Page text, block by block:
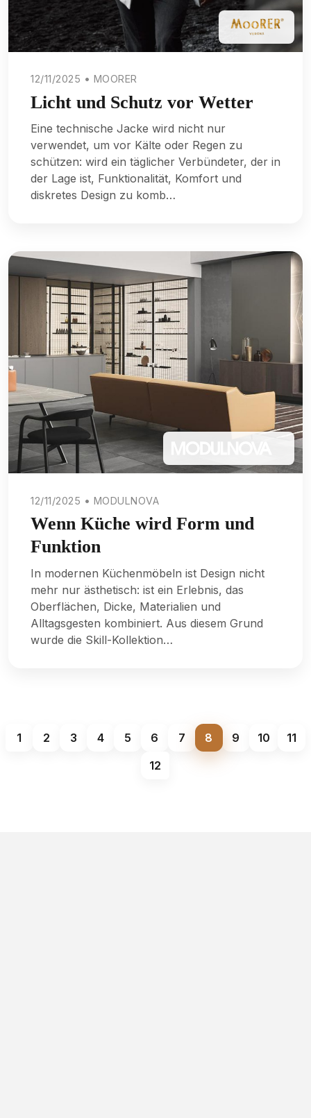
12/11/2025 • MOORER
Licht und Schutz vor Wetter
Eine technische Jacke wird nicht nur
verwendet, um vor Kälte oder Regen zu
schützen: wird ein täglicher Verbündeter, der in
der Lage ist, Funktionalität, Komfort und
diskretes Design zu komb…
12/11/2025 • MODULNOVA
Wenn Küche wird Form und
Funktion
In modernen Küchenmöbeln ist Design nicht
mehr nur ästhetisch: ist ein Erlebnis, das
Oberflächen, Dicke, Materialien und
Alltagsgesten kombiniert. Aus diesem Grund
wurde die Skill-Kollektion…
1 2 3 4 5 6 7 8 9 10
11
12